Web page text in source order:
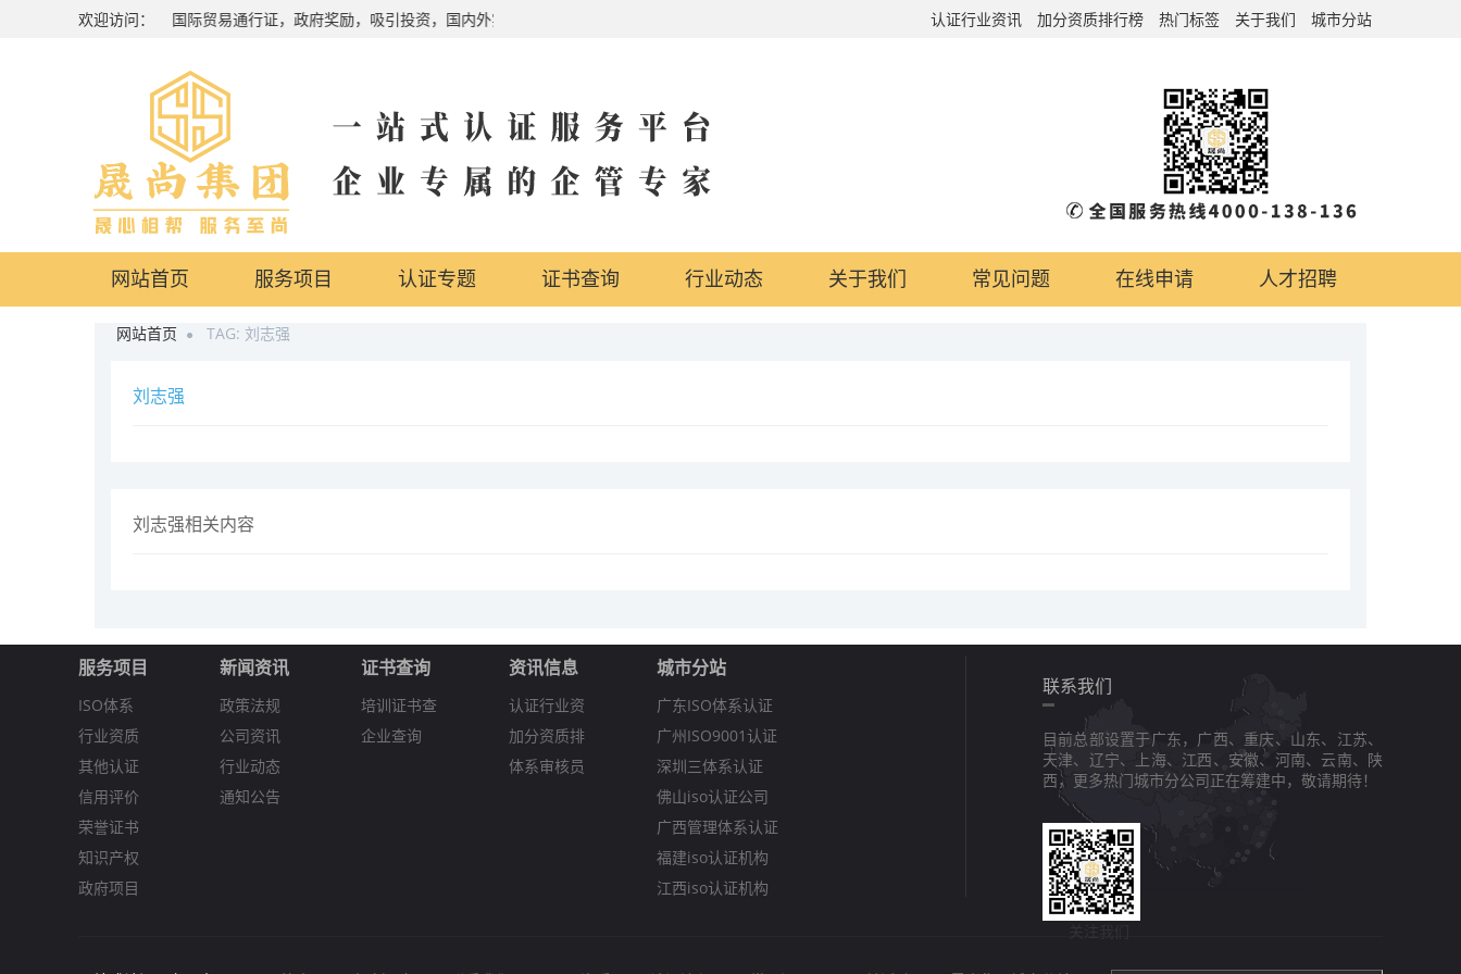
欢迎访问：
标必备，品牌提升，国际贸易通行证，政府奖励，吸引投资，国内外实地办公地点，行业体系全覆盖 认证行业资讯 加分资质排行榜 热门标签 关于我们 城市分站
网站首页 服务项目 认证专题 证书查询 行业动态 关于我们 常见问题 在线申请 人才招聘
网站首页 TAG: 刘志强
刘志强
刘志强相关内容
服务项目
ISO体系
行业资质
其他认证
信用评价
荣誉证书
知识产权
政府项目
新闻资讯
政策法规
公司资讯
行业动态
通知公告
证书查询
培训证书查
企业查询
资讯信息
认证行业资
加分资质排
体系审核员
城市分站
广东ISO体系认证
广州ISO9001认证
深圳三体系认证
佛山iso认证公司
广西管理体系认证
福建iso认证机构
江西iso认证机构
联系我们
目前总部设置于广东，广西、重庆、山东、江苏、
天津、辽宁、上海、江西、安徽、河南、云南、陕
西，更多热门城市分公司正在筹建中，敬请期待！